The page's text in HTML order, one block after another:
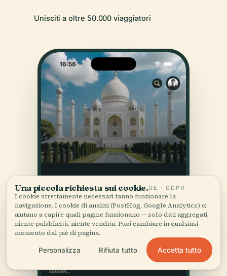
Unisciti a oltre 50.000 viaggiatori
Una piccola richiesta sui cookie.UE · GDPR
I cookie strettamente necessari fanno funzionare la
navigazione. I cookie di analisi (PostHog, Google Analytics) ci
aiutano a capire quali pagine funzionano — solo dati aggregati,
niente pubblicità, niente vendita. Puoi cambiare in qualsiasi
momento dal piè di pagina.
Personalizza Rifiuta tutto Accetta tutto